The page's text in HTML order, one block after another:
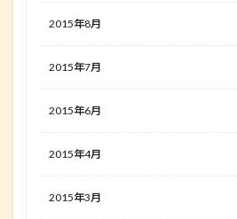
2015年8月
2015年7月
2015年6月
2015年4月
2015年3月